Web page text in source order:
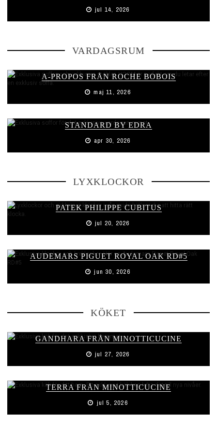
jul 14, 2026
VARDAGSRUM
A-PROPOS FRÅN ROCHE BOBOIS
maj 11, 2026
STANDARD BY EDRA
apr 30, 2026
LYXKLOCKOR
PATEK PHILIPPE CUBITUS
jul 20, 2026
AUDEMARS PIGUET ROYAL OAK RD#5
jun 30, 2026
KÖKET
GANDHARA FRÅN MINOTTICUCINE
jul 27, 2026
TERRA FRÅN MINOTTICUCINE
jul 5, 2026